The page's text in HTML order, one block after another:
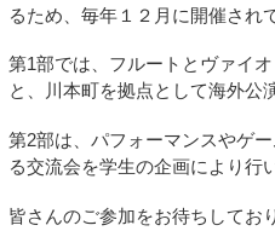
るため、毎年１２月に開催され
第1部では、フルートとヴァイ
と、川本町を拠点として海外公
第2部は、パフォーマンスやゲ
る交流会を学生の企画により行
皆さんのご参加をお待ちしてお